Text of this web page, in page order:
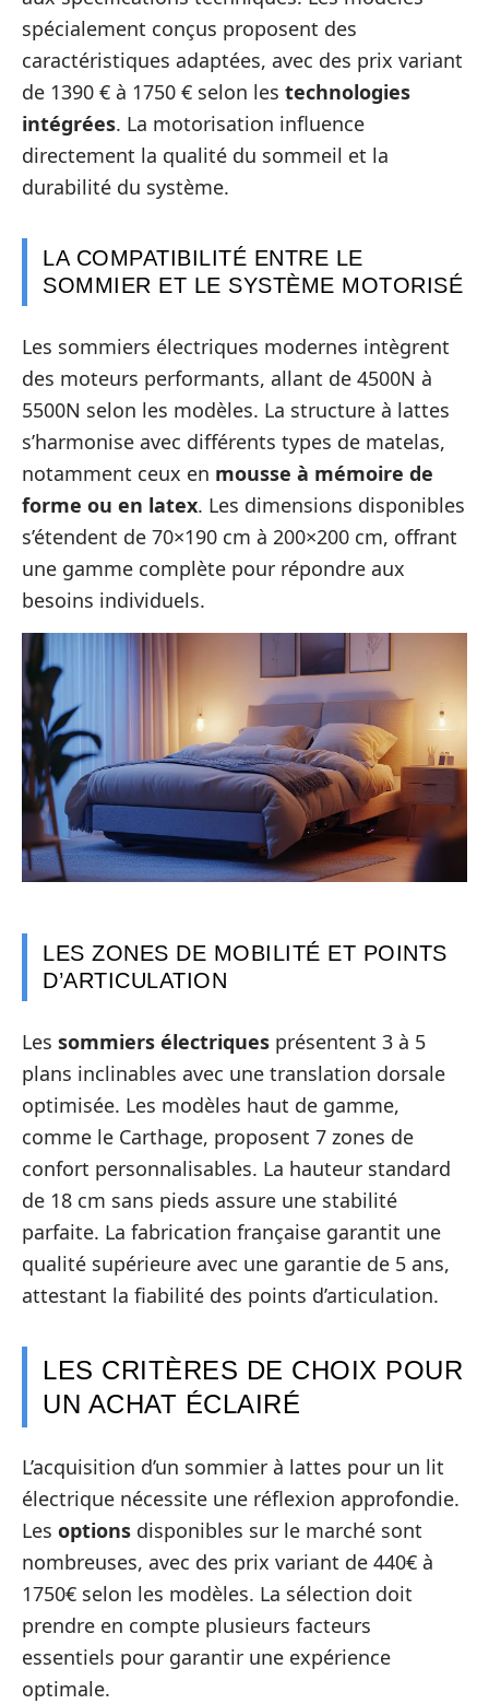
spécialement conçus proposent des
caractéristiques adaptées, avec des prix variant
de 1390 € à 1750 € selon les technologies
intégrées. La motorisation influence
directement la qualité du sommeil et la
durabilité du système.
LA COMPATIBILITÉ ENTRE LE
SOMMIER ET LE SYSTÈME MOTORISÉ
Les sommiers électriques modernes intègrent
des moteurs performants, allant de 4500N à
5500N selon les modèles. La structure à lattes
s’harmonise avec différents types de matelas,
notamment ceux en mousse à mémoire de
forme ou en latex. Les dimensions disponibles
s’étendent de 70×190 cm à 200×200 cm, offrant
une gamme complète pour répondre aux
besoins individuels.
LES ZONES DE MOBILITÉ ET POINTS
D’ARTICULATION
Les sommiers électriques présentent 3 à 5
plans inclinables avec une translation dorsale
optimisée. Les modèles haut de gamme,
comme le Carthage, proposent 7 zones de
confort personnalisables. La hauteur standard
de 18 cm sans pieds assure une stabilité
parfaite. La fabrication française garantit une
qualité supérieure avec une garantie de 5 ans,
attestant la fiabilité des points d’articulation.
LES CRITÈRES DE CHOIX POUR
UN ACHAT ÉCLAIRÉ
L’acquisition d’un sommier à lattes pour un lit
électrique nécessite une réflexion approfondie.
Les options disponibles sur le marché sont
nombreuses, avec des prix variant de 440€ à
1750€ selon les modèles. La sélection doit
prendre en compte plusieurs facteurs
essentiels pour garantir une expérience
optimale.